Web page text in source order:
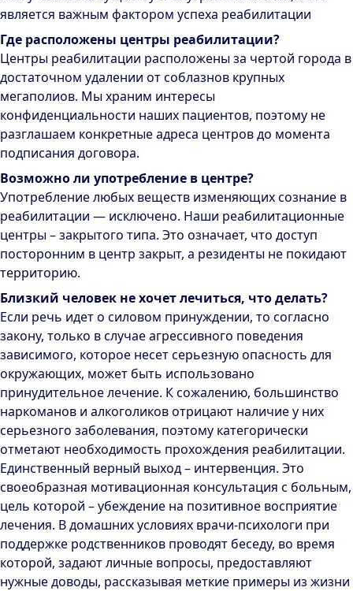
является важным фактором успеха реабилитации
Где расположены центры реабилитации?
Центры реабилитации расположены за чертой города в
достаточном удалении от соблазнов крупных
мегаполиов. Мы храним интересы
конфиденциальности наших пациентов, поэтому не
разглашаем конкретные адреса центров до момента
подписания договора.
Возможно ли употребление в центре?
Употребление любых веществ изменяющих сознание в
реабилитации — исключено. Наши реабилитационные
центры – закрытого типа. Это означает, что доступ
посторонним в центр закрыт, а резиденты не покидают
территорию.
Близкий человек не хочет лечиться, что делать?
Если речь идет о силовом принуждении, то согласно
закону, только в случае агрессивного поведения
зависимого, которое несет серьезную опасность для
окружающих, может быть использовано
принудительное лечение. К сожалению, большинство
наркоманов и алкоголиков отрицают наличие у них
серьезного заболевания, поэтому категорически
отметают необходимость прохождения реабилитации.
Единственный верный выход – интервенция. Это
своеобразная мотивационная консультация с больным,
цель которой – убеждение на позитивное восприятие
лечения. В домашних условиях врачи-психологи при
поддержке родственников проводят беседу, во время
которой, задают личные вопросы, предоставляют
нужные доводы, рассказывая меткие примеры из жизни